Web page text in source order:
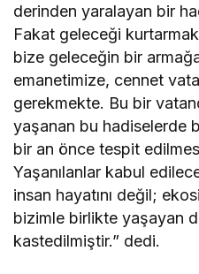
derinden yaralayan bir
Fakat geleceği
bize geleceğin bir
emanetimize, cennet
gerekmekte. Bu bir
yaşanan bu hadiselerde
bir an önce tespit
Yaşanılanlar kabul
insan hayatını değil;
bizimle birlikte yaşayan
kastedilmiştir.” dedi.